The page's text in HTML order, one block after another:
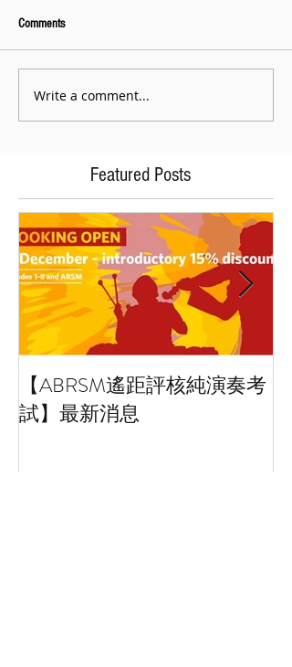
Comments
Write a comment...
Featured Posts
【ABRSM遙距評核純演奏考
試】最新消息